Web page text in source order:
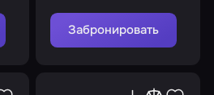
Забронировать